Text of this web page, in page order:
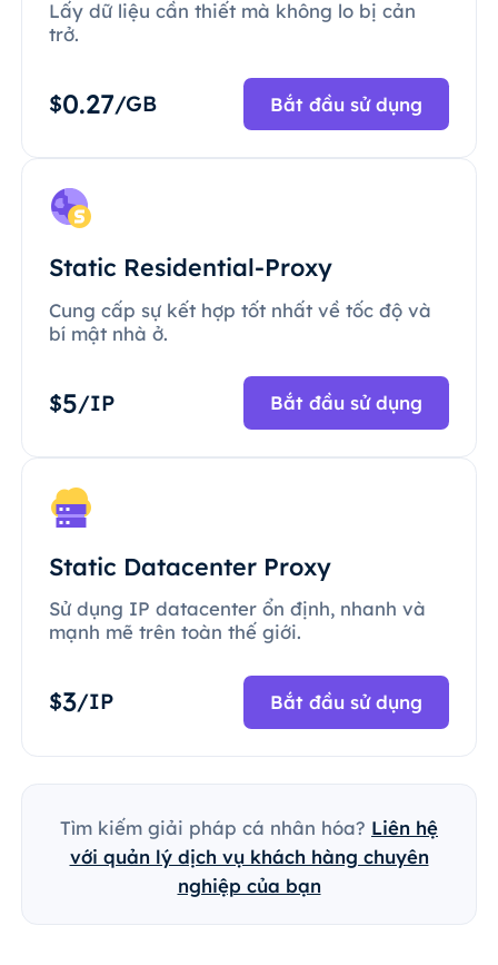
Lấy dữ liệu cần thiết mà không lo bị cản
trở.
$0.27/GB Bắt đầu sử dụng
Static Residential-Proxy
Cung cấp sự kết hợp tốt nhất về tốc độ và
bí mật nhà ở.
$5/IP Bắt đầu sử dụng
Static Datacenter Proxy
Sử dụng IP datacenter ổn định, nhanh và
mạnh mẽ trên toàn thế giới.
$3/IP Bắt đầu sử dụng
Tìm kiếm giải pháp cá nhân hóa? Liên hệ
với quản lý dịch vụ khách hàng chuyên
nghiệp của bạn